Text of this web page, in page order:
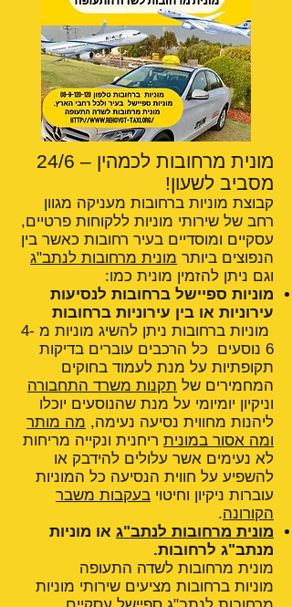
מונית מרחובות לכמהין – 24/6
מסביב לשעון!
קבוצת מוניות ברחובות מעניקה מגוון
רחב של שירותי מוניות ללקוחות פרטיים,
עסקיים ומוסדיים בעיר רחובות כאשר בין
הנפוצים ביותר מונית מרחובות לנתב"ג
וגם ניתן להזמין מונית כמו:
מוניות ספיישל ברחובות לנסיעות
עירוניות או בין עירוניות ברחובות
מוניות ברחובות ניתן להשיג מוניות מ 4-
6 נוסעים כל הרכבים עוברים בדיקות
תקופתיות על מנת לעמוד בחוקים
המחמירים של תקנות משרד התחבורה
וניקיון יומיומי על מנת שהנוסעים יוכלו
ליהנות מחווית נסיעה נעימה, מה מותר
ומה אסור במונית ריחנית ונקייה מריחות
לא נעימים אשר עלולים להידבק או
להשפיע על חווית הנסיעה כל המוניות
עוברות ניקיון וחיטוי בעקבות משבר
הקורונה.
מונית מרחובות לנתב"ג או מוניות
מנתב"ג לרחובות.
מונית מרחובות לשדה התעופה
מוניות ברחובות מציעים שירותי מוניות